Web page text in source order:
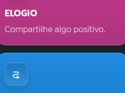
ELOGIO
Compartilhe algo positivo.